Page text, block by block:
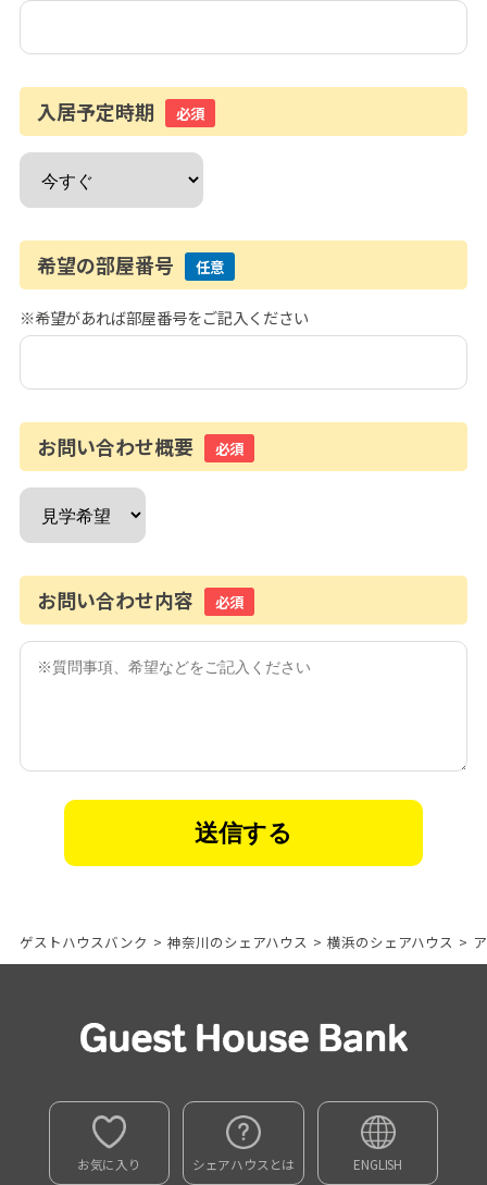
入居予定時期 必須
希望の部屋番号 任意
※希望があれば部屋番号をご記入ください
お問い合わせ概要 必須
お問い合わせ内容 必須
ゲストハウスバンク > 神奈川のシェアハウス > 横浜のシェアハウス >
お気に入り シェアハウスとは ENGLISH